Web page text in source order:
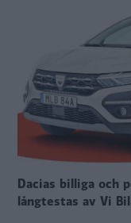
Dacias billiga och
långtestas av Vi